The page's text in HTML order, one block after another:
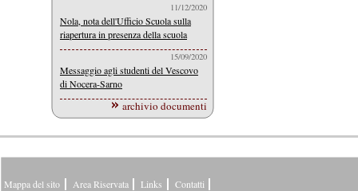
11/12/2020
Nola, nota dell'Ufficio Scuola sulla
riapertura in presenza della scuola
15/09/2020
Messaggio agli studenti del Vescovo
di Nocera-Sarno
archivio documenti
Mappa del sito Area Riservata Links Contatti